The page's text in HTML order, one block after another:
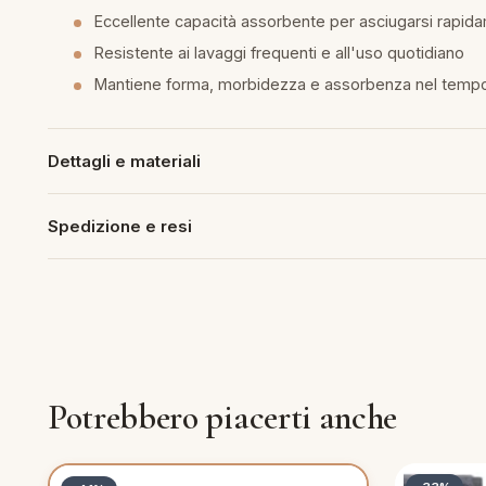
e Pigiami
Eccellente capacità assorbente per asciugarsi
Resistente ai lavaggi frequenti e all'uso quotidiano
Mantiene forma, morbidezza e assorbenza nel
Dettagli e materiali
Spedizione e resi
Potrebbero piacerti anche